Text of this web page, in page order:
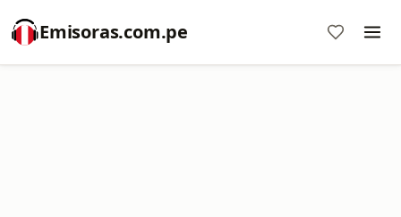
Emisoras.com.pe